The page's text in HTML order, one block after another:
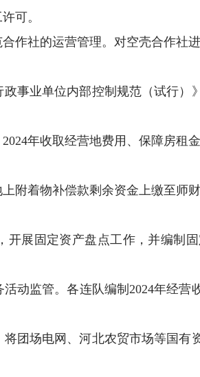
可。
作社的运营管理。对空壳合作社进
事业单位内部控制规范（试行
年收取经营地费用、保障房租
附着物补偿款剩余资金上缴至师
开展固定资产盘点工作，并编制
动监管。各连队编制2024年经
团场电网、河北农贸市场等国